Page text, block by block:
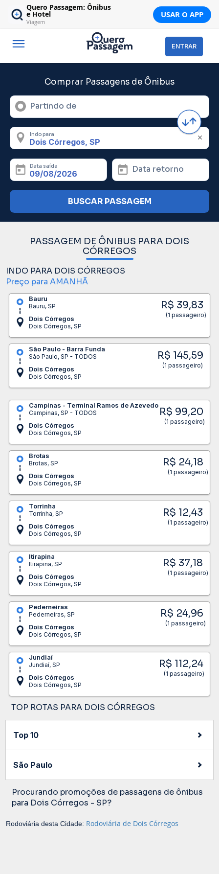
Quero Passagem: Ônibus
e Hotel
Viagem
USAR O APP
ENTRAR
Comprar Passagens de Ônibus
Partindo de
Indo para
Data saída Data retorno
BUSCAR PASSAGEM
PASSAGEM DE ÔNIBUS PARA DOIS
CÓRREGOS
INDO PARA DOIS CÓRREGOS
Preço para AMANHÃ
Bauru
Bauru, SP
Dois Córregos
Dois Córregos, SP
R$ 39,83
(1 passageiro)
São Paulo - Barra Funda
São Paulo, SP - TODOS
Dois Córregos
Dois Córregos, SP
R$ 145,59
(1 passageiro)
Campinas - Terminal Ramos de Azevedo
Campinas, SP - TODOS
Dois Córregos
Dois Córregos, SP
R$ 99,20
(1 passageiro)
Brotas
Brotas, SP
Dois Córregos
Dois Córregos, SP
R$ 24,18
(1 passageiro)
Torrinha
Torrinha, SP
Dois Córregos
Dois Córregos, SP
R$ 12,43
(1 passageiro)
Itirapina
Itirapina, SP
Dois Córregos
Dois Córregos, SP
R$ 37,18
(1 passageiro)
Pederneiras
Pederneiras, SP
Dois Córregos
Dois Córregos, SP
R$ 24,96
(1 passageiro)
Jundiaí
Jundiaí, SP
Dois Córregos
Dois Córregos, SP
R$ 112,24
(1 passageiro)
TOP ROTAS PARA DOIS CÓRREGOS
Top 10
São Paulo
Procurando promoções de passagens de ônibus
para Dois Córregos - SP?
Rodoviária desta Cidade: Rodoviária de Dois Córregos